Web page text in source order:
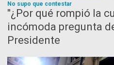
No supo que contestar
"¿Por qué rompió la
incómoda pregunta
Presidente